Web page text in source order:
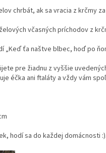
chrbát, ak sa vracia z krčmy
včasných príchodov z
„Keď ťa naštve blbec, hoď po
pre žiadnu z vyššie
éčka ani ftaláty a vždy vám
hodí sa do každej domácnosti :).